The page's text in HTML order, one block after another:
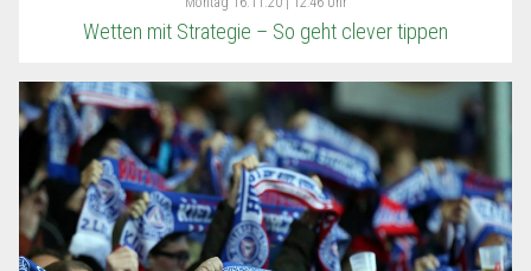
Wetten mit Strategie – So geht clever tippen